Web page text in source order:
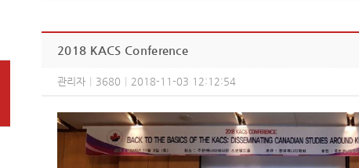
2018 KACS Conference
관리자 3680 2018-11-03 12:12:54